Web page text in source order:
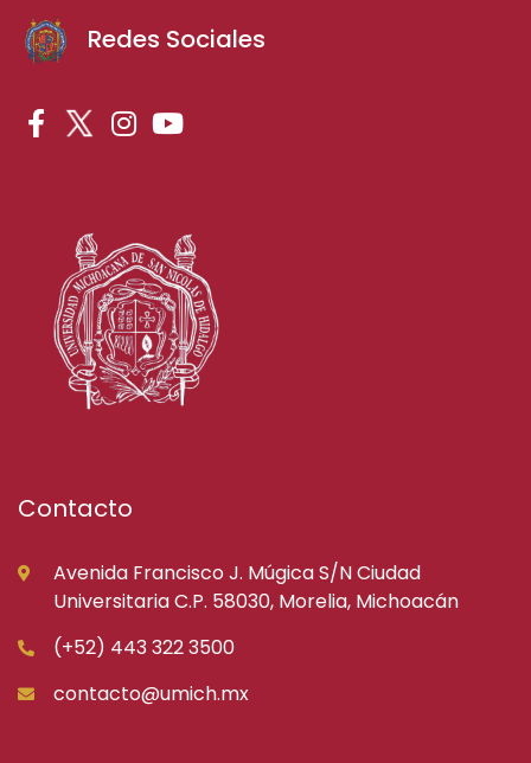
Redes Sociales
Contacto
Avenida Francisco J. Múgica S/N Ciudad
Universitaria C.P. 58030, Morelia, Michoacán
(+52) 443 322 3500
contacto@umich.mx